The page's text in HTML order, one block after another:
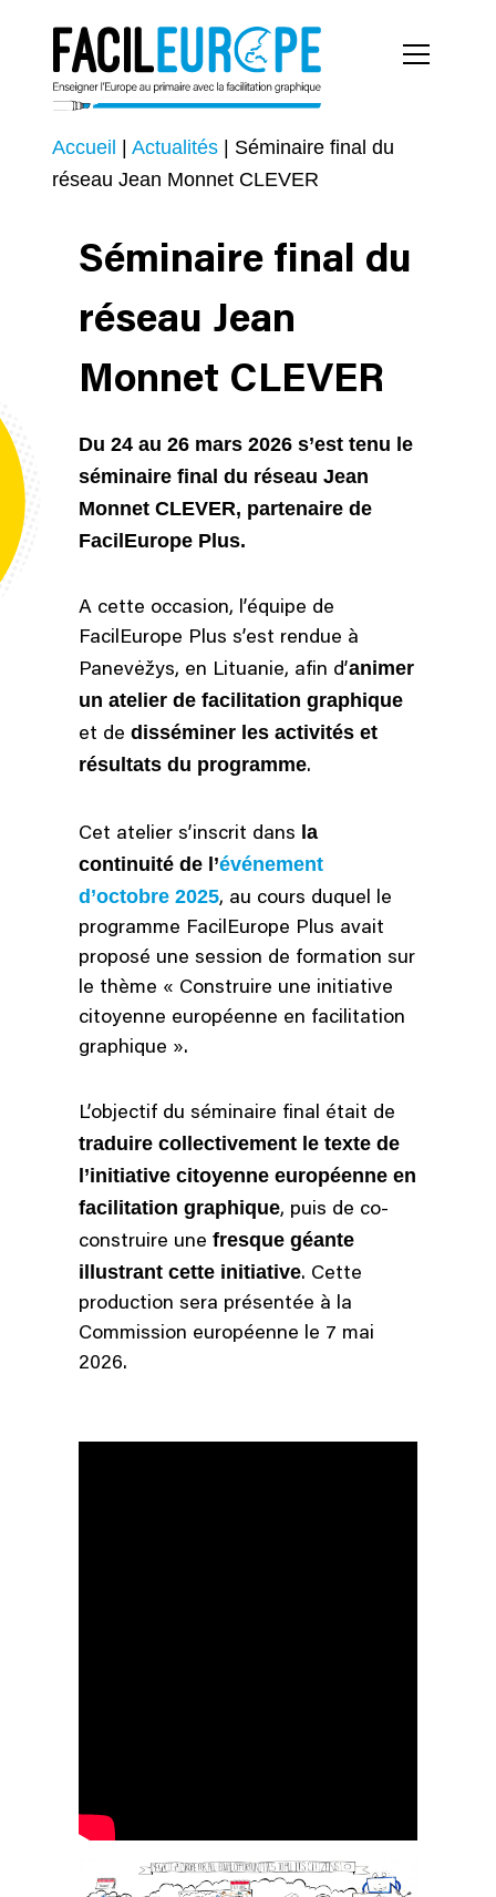
Accueil Actualités
Séminaire final du
réseau Jean Monnet CLEVER
Séminaire final du
réseau Jean
Monnet CLEVER
Du 24 au 26 mars 2026 s’est tenu le
séminaire final du réseau Jean
Monnet CLEVER, partenaire de
FacilEurope Plus.
A cette occasion, l’équipe de
FacilEurope Plus s’est rendue à
Panevėžys, en Lituanie, afin d’animer
un atelier de facilitation graphique
et de disséminer les activités et
résultats du programme.
Cet atelier s’inscrit dans
la
continuité de l’événement
d’octobre 2025, au cours duquel le
programme FacilEurope Plus avait
proposé une session de formation sur
le thème « Construire une initiative
citoyenne européenne en facilitation
graphique ».
L’objectif du séminaire final était de
traduire collectivement le texte de
l’initiative citoyenne européenne en
facilitation graphique, puis de co-
construire une fresque géante
illustrant cette initiative. Cette
production sera présentée à la
Commission européenne le 7 mai
2026.